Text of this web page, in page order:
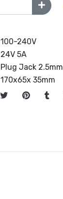
100-240V
24V 5A
Plug Jack 2.5mm
170x65x 35mm